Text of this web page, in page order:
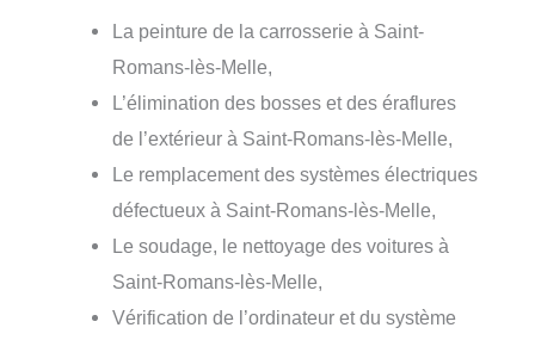
La peinture de la carrosserie à Saint-
Romans-lès-Melle,
L’élimination des bosses et des éraflures
de l’extérieur à Saint-Romans-lès-Melle,
Le remplacement des systèmes électriques
défectueux à Saint-Romans-lès-Melle,
Le soudage, le nettoyage des voitures à
Saint-Romans-lès-Melle,
Vérification de l’ordinateur et du système